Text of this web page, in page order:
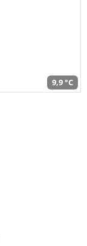
9,9 °C